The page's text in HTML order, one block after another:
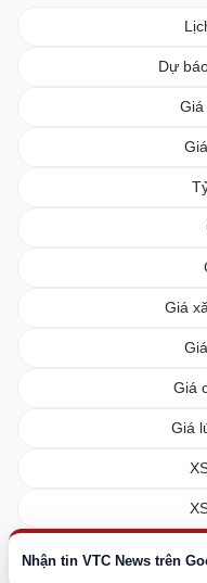
Nhận tin VTC News trên
Dự
Giá
Giá
Giá
Giá